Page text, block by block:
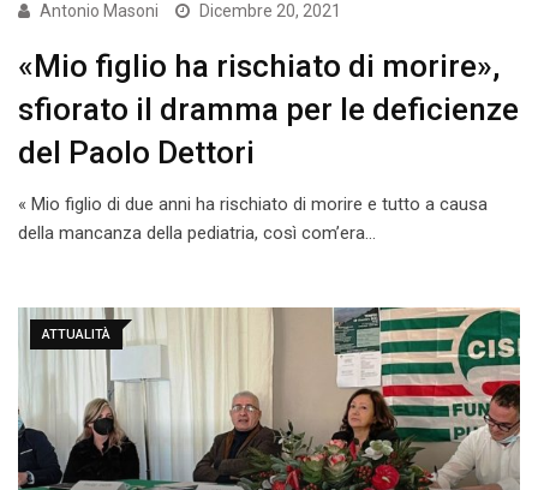
Antonio Masoni Dicembre 20, 2021
«Mio figlio ha rischiato di morire»,
sfiorato il dramma per le deficienze
del Paolo Dettori
« Mio figlio di due anni ha rischiato di morire e tutto a causa
della mancanza della pediatria, così com’era…
ATTUALITÀ